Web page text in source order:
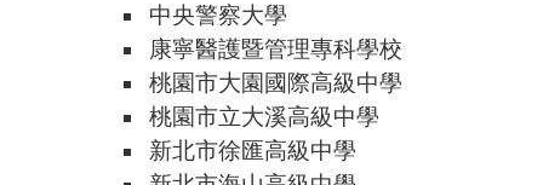
中央警察大學
康寧醫護暨管理專科學校
桃園市大園國際高級中學
桃園市立大溪高級中學
新北市徐匯高級中學